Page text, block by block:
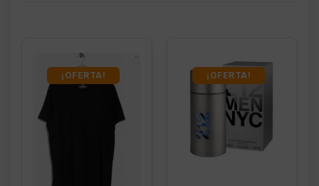
¡OFERTA! ¡OFERTA!